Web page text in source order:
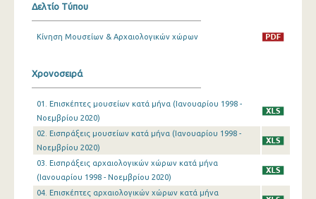
Ιουλίου 2024
Μαΐου 2024
Μαρτίου 2024
Φεβρουαρίου 2024
Ιανουαρίου 2024
Δελτίο Τύπου
Κίνηση Μουσείων & Αρχαιολογικών χώρων
Χρονοσειρά
01. Επισκέπτες μουσείων κατά μήνα (Ιανουαρίου 1998 -
Νοεμβρίου 2020)
02. Εισπράξεις μουσείων κατά μήνα (Ιανουαρίου 1998 -
Νοεμβρίου 2020)
03. Εισπράξεις αρχαιολογικών χώρων κατά μήνα
(Ιανουαρίου 1998 - Νοεμβρίου 2020)
04. Επισκέπτες αρχαιολογικών χώρων κατά μήνα